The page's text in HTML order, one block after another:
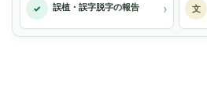
✓ 誤植・誤字脱字の報告 › 文